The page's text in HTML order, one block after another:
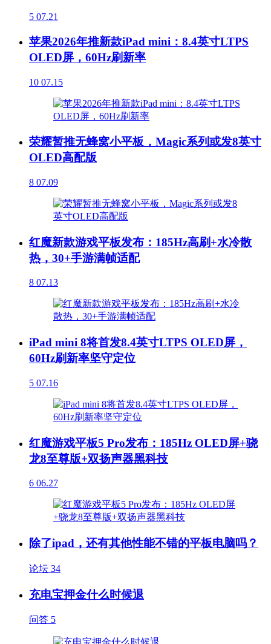
5 07.21
苹果2026年推新款iPad mini：8.4英寸LTPS
OLED屏，60Hz刷新率
10 07.15
荣耀暂推无蜂窝小平板，Magic系列或发8英寸
OLED高配版
8 07.09
红魔新款游戏平板发布：185Hz高刷+水冷散
热，30+手游满帧适配
8 07.13
iPad mini 8将首发8.4英寸LTPS OLED屏，
60Hz刷新率坚守定位
5 07.16
红魔游戏平板5 Pro发布：185Hz OLED屏+骁
龙8至尊版+双扬声器黑科技
6 06.27
除了ipad，还有其他性能不错的平板电脑吗？
论坛 34
充电宝押金什么时候退
问答 5